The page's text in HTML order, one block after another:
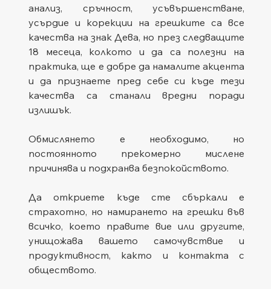
анализ, сръчност, усъвършенстване,
усърдие и корекции на грешките са все
качества на знак Дева, но през следващите
18 месеца, колкото и да са полезни на
практика, ще е добре да намалите акцента
и да признаете пред себе си къде тези
качества са станали вредни поради
излишък.
Обмислянето е необходимо, но
постоянното прекомерно мислене
причинява и подхранва безпокойството.
Да откриете къде сте сбъркали е
страхотно, но намирането на грешки във
всичко, което правите вие или другите,
унищожава вашето самочувствие и
продуктивност, както и контакта с
обществото.